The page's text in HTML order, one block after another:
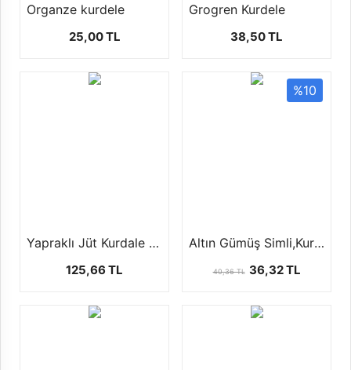
Organze kurdele
25,00 TL
Grogren Kurdele
38,50 TL
Yapraklı Jüt Kurdale (10 mt)
125,66 TL
%10
Altın Gümüş Simli,Kurdele (25 yards/22.5 mt)
40,36 TL 36,32 TL